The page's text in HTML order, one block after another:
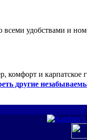
всеми удобствами и
комфорт и карпатское
другие